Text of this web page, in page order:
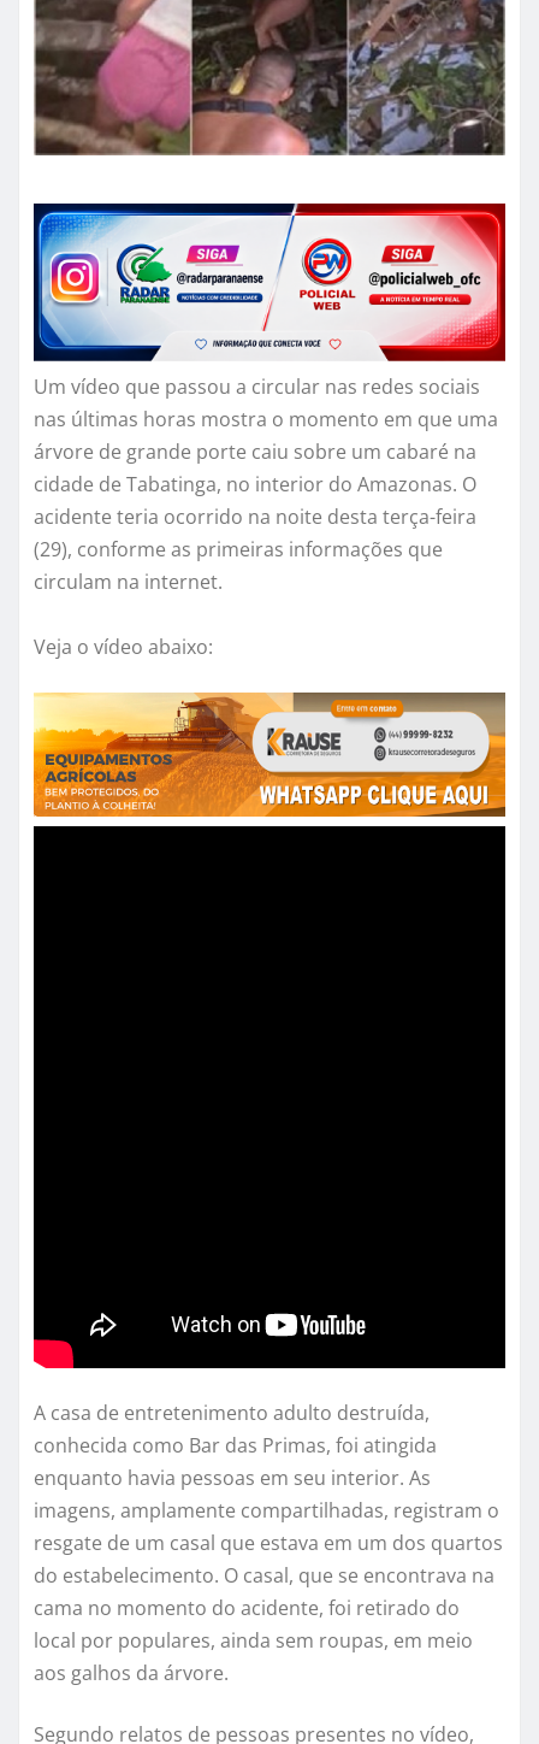
Um vídeo que passou a circular nas redes sociais
nas últimas horas mostra o momento em que uma
árvore de grande porte caiu sobre um cabaré na
cidade de Tabatinga, no interior do Amazonas. O
acidente teria ocorrido na noite desta terça-feira
(29), conforme as primeiras informações que
circulam na internet.
Veja o vídeo abaixo:
A casa de entretenimento adulto destruída,
conhecida como Bar das Primas, foi atingida
enquanto havia pessoas em seu interior. As
imagens, amplamente compartilhadas, registram o
resgate de um casal que estava em um dos quartos
do estabelecimento. O casal, que se encontrava na
cama no momento do acidente, foi retirado do
local por populares, ainda sem roupas, em meio
aos galhos da árvore.
Segundo relatos de pessoas presentes no vídeo,